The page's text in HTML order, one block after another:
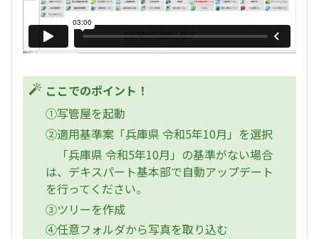
ここでのポイント！
①写管屋を起動
②適用基準案「兵庫県 令和5年10月」を選択
「兵庫県 令和5年10月」の基準がない場合
は、デキスパート基本部で自動アップデート
を行ってください。
③ツリーを作成
④任意フォルダから写真を取り込む